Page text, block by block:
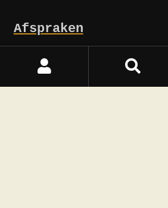
Afspraken
Privacy- Algemene Voorwaarden
Afhalen
naar: